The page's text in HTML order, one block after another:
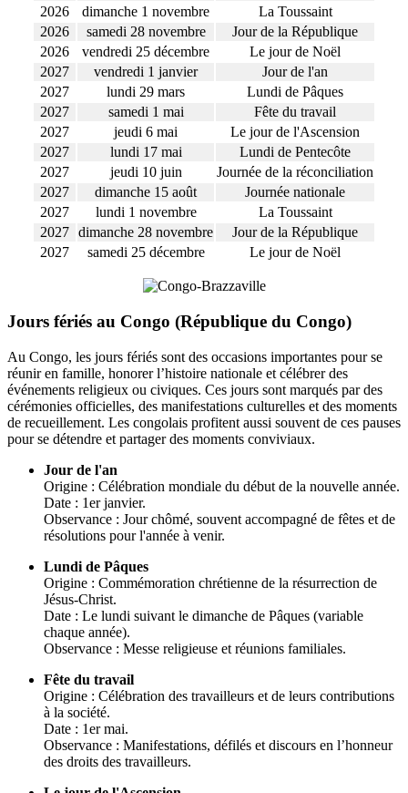
2026
dimanche 1 novembre
La Toussaint
2026
samedi 28 novembre
Jour de la République
2026
vendredi 25 décembre
Le jour de Noël
2027
vendredi 1 janvier
Jour de l'an
2027
lundi 29 mars
Lundi de Pâques
2027
samedi 1 mai
Fête du travail
2027
jeudi 6 mai
Le jour de l'Ascension
2027
lundi 17 mai
Lundi de Pentecôte
2027
jeudi 10 juin
Journée de la réconciliation
2027
dimanche 15 août
Journée nationale
2027
lundi 1 novembre
La Toussaint
2027 dimanche 28 novembre
Jour de la République
2027
samedi 25 décembre Le jour de Noël
Jours fériés au Congo (République du Congo)
Au Congo, les jours fériés sont des occasions importantes pour se
réunir en famille, honorer l’histoire nationale et célébrer des
événements religieux ou civiques. Ces jours sont marqués par des
cérémonies officielles, des manifestations culturelles et des moments
de recueillement. Les congolais profitent aussi souvent de ces pauses
pour se détendre et partager des moments conviviaux.
Jour de l'an
Origine : Célébration mondiale du début de la nouvelle année.
Date : 1er janvier.
Observance : Jour chômé, souvent accompagné de fêtes et de
résolutions pour l'année à venir.
Lundi de Pâques
Origine : Commémoration chrétienne de la résurrection de
Jésus-Christ.
Date : Le lundi suivant le dimanche de Pâques (variable
chaque année).
Observance : Messe religieuse et réunions familiales.
Fête du travail
Origine : Célébration des travailleurs et de leurs contributions
à la société.
Date : 1er mai.
Observance : Manifestations, défilés et discours en l’honneur
des droits des travailleurs.